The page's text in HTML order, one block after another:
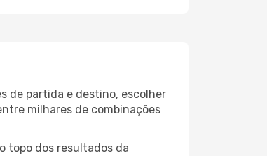
de partida e destino, escolher
milhares de combinações
topo dos resultados da